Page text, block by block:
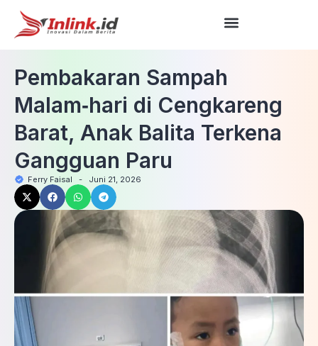
Pembakaran Sampah
Malam‑hari di Cengkareng
Barat, Anak Balita Terkena
Gangguan Paru
Ferry Faisal - Juni 21, 2026